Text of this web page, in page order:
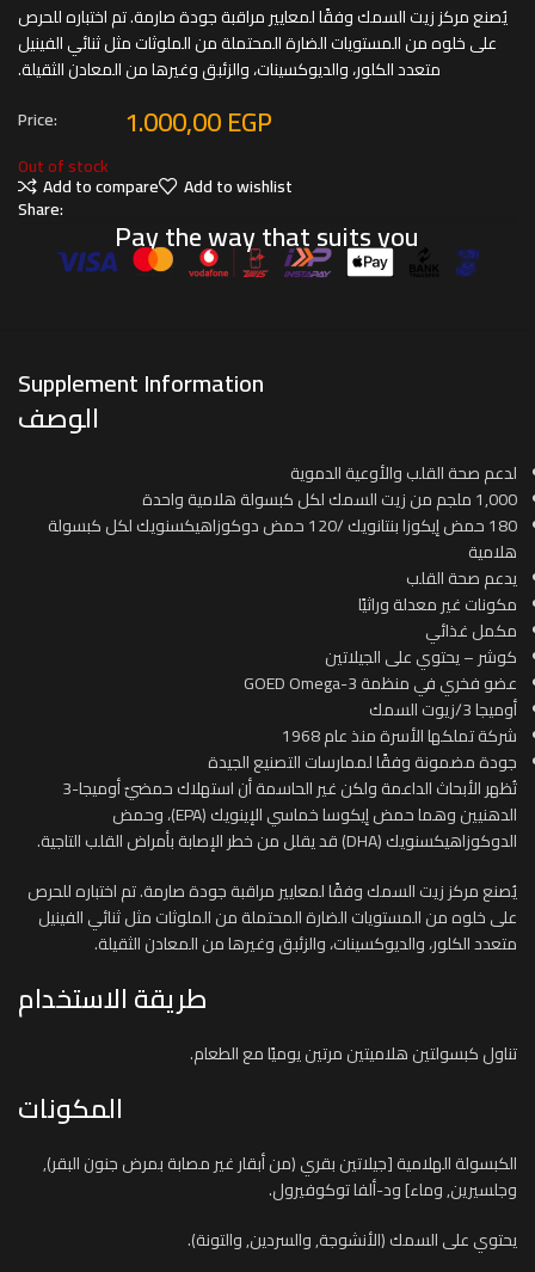
يُصنع مركز زيت السمك وفقًا لمعايير مراقبة جودة صارمة. تم اختباره للحرص
على خلوه من المستويات الضارة المحتملة من الملوثات مثل ثنائي الفينيل
متعدد الكلور، والديوكسينات، والزئبق وغيرها من المعادن الثقيلة.
Price:
1.000,00EGP
Out of stock
Add to compare Add to wishlist
Share:
Pay the way that suits you
Supplement Information
الوصف
لدعم صحة القلب والأوعية الدموية
1,000 ملجم من زيت السمك لكل كبسولة هلامية واحدة
180 حمض إيكوزا بنتانويك /120 حمض دوكوزاهيكسنويك لكل كبسولة
هلامية
يدعم صحة القلب
مكونات غير معدلة وراثيًا
مكمل غذائي
كوشر – يحتوي على الجيلاتين
عضو فخري في منظمة GOED Omega-3
أوميجا 3/زيوت السمك
شركة تملكها الأسرة منذ عام 1968
جودة مضمونة وفقًا لممارسات التصنيع الجيدة
تُظهر الأبحاث الداعمة ولكن غير الحاسمة أن استهلاك حمضيّ أوميجا-3
الدهنيين وهما حمض إيكوسا خماسي الإينويك (EPA)، وحمض
الدوكوزاهيكسنويك (DHA) قد يقلل من خطر الإصابة بأمراض القلب التاجية.
يُصنع مركز زيت السمك وفقًا لمعايير مراقبة جودة صارمة. تم اختباره للحرص
على خلوه من المستويات الضارة المحتملة من الملوثات مثل ثنائي الفينيل
متعدد الكلور، والديوكسينات، والزئبق وغيرها من المعادن الثقيلة.
طريقة الاستخدام
تناول كبسولتين هلاميتين مرتين يوميًا مع الطعام.
المكونات
الكبسولة الهلامية [جيلاتين بقري (من أبقار غير مصابة بمرض جنون البقر),
وجلسيرين, وماء] ود-ألفا توكوفيرول.
يحتوي على السمك (الأنشوجة, والسردين, والتونة).